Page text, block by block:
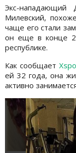
Экс-
Милевский,
чаще его стали
он еще в конце
республике.
Как сообщает
ей 32 года, она
активно